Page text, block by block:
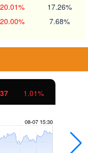
20.01% 17.26%
20.00% 7.68%
1.01%